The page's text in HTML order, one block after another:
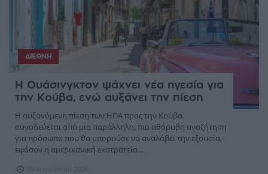
ΔΙΕΘΝΉ
Η Ουάσινγκτον ψάχνει νέα ηγεσία για
την Κούβα, ενώ αυξάνει την πίεση
Η αυξανόμενη πίεση των ΗΠΑ προς την Κούβα
συνοδεύεται από μια παράλληλη, πιο αθόρυβη αναζήτηση
για πρόσωπο που θα μπορούσε να αναλάβει την εξουσία,
εφόσον η αμερικανική εκστρατεία ...
08 Αυγούστου 2026